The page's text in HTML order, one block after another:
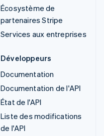
Écosystème de
partenaires Stripe
Services aux entreprises
Développeurs
Documentation
Documentation de l'API
État de l'API
Liste des modifications
de l'API